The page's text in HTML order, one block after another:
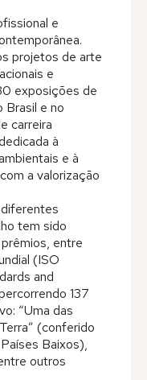
e
projetos de arte
e
exposições de
Brasil e no
carreira
à
e à
a valorização
tem sido
entre
(ISO
and
137
“Uma das
(conferido
Baixos),
outros